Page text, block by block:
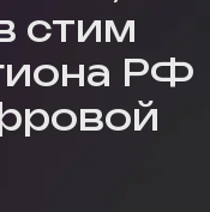
стим
РФ